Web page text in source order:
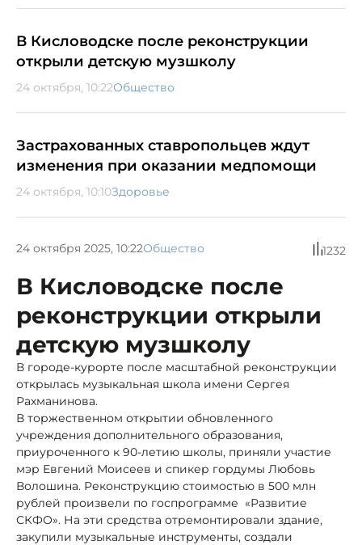
В Кисловодске после реконструкции
открыли детскую музшколу
24 октября, 10:22Общество
Застрахованных ставропольцев ждут
изменения при оказании медпомощи
24 октября, 10:10Здоровье
24 октября 2025, 10:22Общество 1232
В Кисловодске после
реконструкции открыли
детскую музшколу
В городе-курорте после масштабной реконструкции
открылась музыкальная школа имени Сергея
Рахманинова.
В торжественном открытии обновленного
учреждения дополнительного образования,
приуроченного к 90-летию школы, приняли участие
мэр Евгений Моисеев и спикер гордумы Любовь
Волошина. Реконструкцию стоимостью в 500 млн
рублей произвели по госпрограмме «Развитие
СКФО». На эти средства отремонтировали здание,
закупили музыкальные инструменты, создали